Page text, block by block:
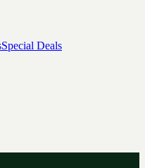
Special Deals